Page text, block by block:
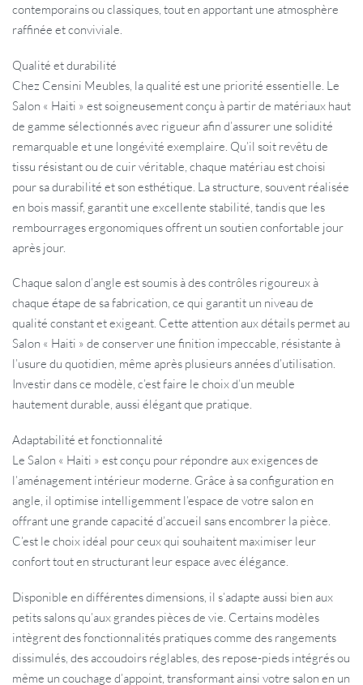
contemporains ou classiques, tout en apportant une atmosphère
raffinée et conviviale.
Qualité et durabilité
Chez Censini Meubles, la qualité est une priorité essentielle. Le
Salon « Haiti » est soigneusement conçu à partir de matériaux haut
de gamme sélectionnés avec rigueur afin d’assurer une solidité
remarquable et une longévité exemplaire. Qu’il soit revêtu de
tissu résistant ou de cuir véritable, chaque matériau est choisi
pour sa durabilité et son esthétique. La structure, souvent réalisée
en bois massif, garantit une excellente stabilité, tandis que les
rembourrages ergonomiques offrent un soutien confortable jour
après jour.
Chaque salon d’angle est soumis à des contrôles rigoureux à
chaque étape de sa fabrication, ce qui garantit un niveau de
qualité constant et exigeant. Cette attention aux détails permet au
Salon « Haiti » de conserver une finition impeccable, résistante à
l’usure du quotidien, même après plusieurs années d’utilisation.
Investir dans ce modèle, c’est faire le choix d’un meuble
hautement durable, aussi élégant que pratique.
Adaptabilité et fonctionnalité
Le Salon « Haiti » est conçu pour répondre aux exigences de
l’aménagement intérieur moderne. Grâce à sa configuration en
angle, il optimise intelligemment l’espace de votre salon en
offrant une grande capacité d’accueil sans encombrer la pièce.
C’est le choix idéal pour ceux qui souhaitent maximiser leur
confort tout en structurant leur espace avec élégance.
Disponible en différentes dimensions, il s’adapte aussi bien aux
petits salons qu’aux grandes pièces de vie. Certains modèles
intègrent des fonctionnalités pratiques comme des rangements
dissimulés, des accoudoirs réglables, des repose-pieds intégrés ou
même un couchage d’appoint, transformant ainsi votre salon en un